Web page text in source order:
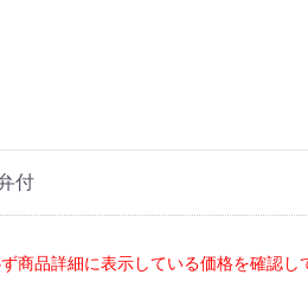
付
商品詳細に表示している価格を確認し